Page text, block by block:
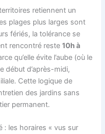
retiennent un
plages plus larges sont
fériés, la tolérance se
rencontré reste10h à
qu’elle évite l’aube (où le
début d’après-midi,
Cette logique de
des jardins sans
permanent.
: les horaires « vus sur